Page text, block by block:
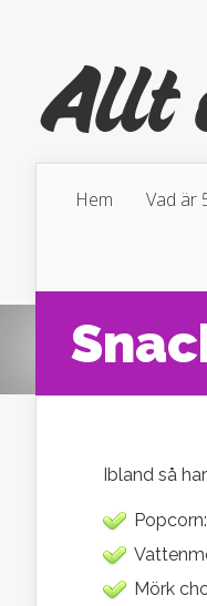
Hem Vad är
Ibland så
Mörk